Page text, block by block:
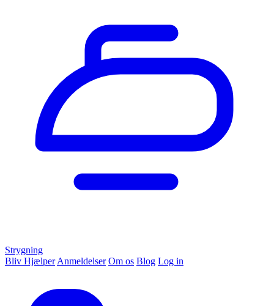
Strygning
Bliv Hjælper Anmeldelser Om os Blog Log in